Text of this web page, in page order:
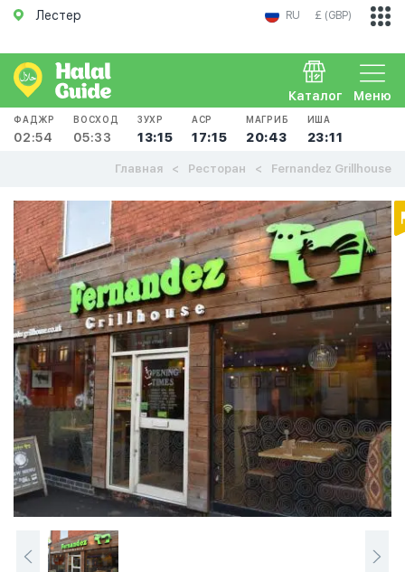
Лестер RU £ (GBP)
Меню
Каталог
ФАДЖР
02:54
ВОСХОД
05:33
ЗУХР
13:15
АСР
17:15
МАГРИБ
20:43
ИША
23:11
Главная Ресторан Fernandez Grillhouse